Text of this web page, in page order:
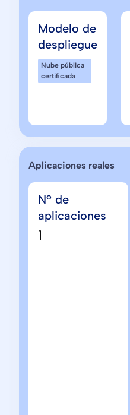
Modelo de
despliegue
Nube pública
certificada
Aplicaciones reales
Nº de
aplicaciones
1